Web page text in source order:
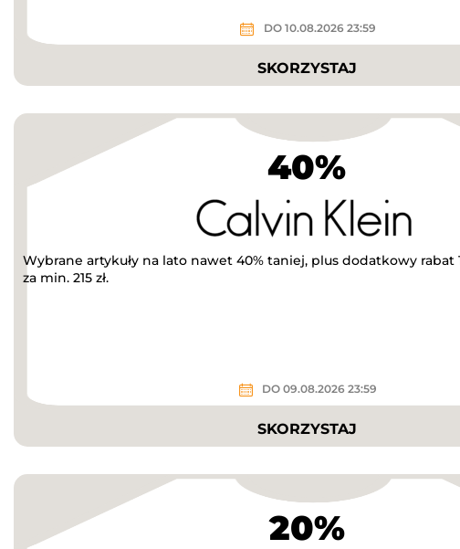
DO 10.08.2026 23:59
SKORZYSTAJ
40%
Wybrane artykuły na lato nawet 40% taniej, plus dodatkowy rabat
za min. 215 zł.
DO 09.08.2026 23:59
SKORZYSTAJ
20%